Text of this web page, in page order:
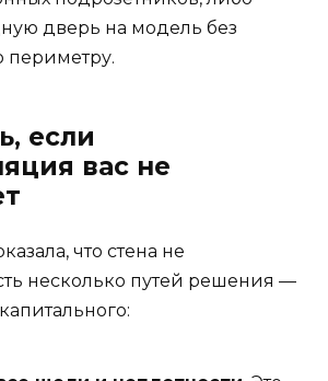
дверь на модель без
периметру.
если
вас не
что стена не
несколько путей решения —